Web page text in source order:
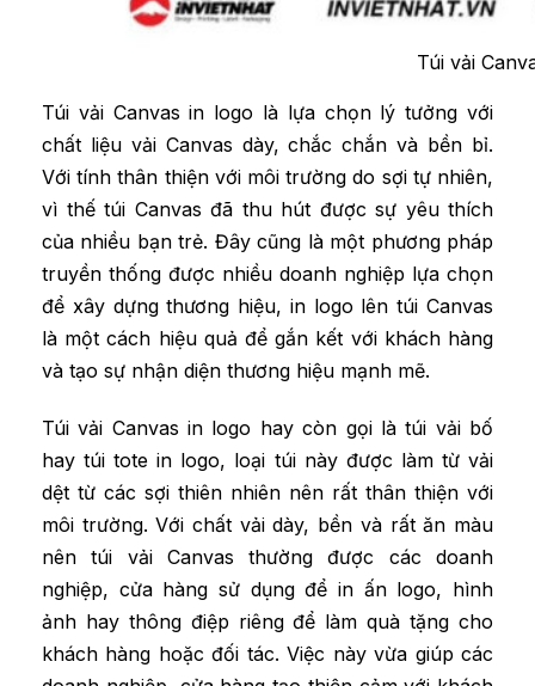
Túi vải
Túi vải Canvas in logo là lựa chọn lý tưởng với
chất liệu vải Canvas dày, chắc chắn và bền bỉ.
Với tính thân thiện với môi trường do sợi tự nhiên,
vì thế túi Canvas đã thu hút được sự yêu thích
của nhiều bạn trẻ. Đây cũng là một phương pháp
truyền thống được nhiều doanh nghiệp lựa chọn
để xây dựng thương hiệu, in logo lên túi Canvas
là một cách hiệu quả để gắn kết với khách hàng
và tạo sự nhận diện thương hiệu mạnh mẽ.
Túi vải Canvas in logo hay còn gọi là túi vải bố
hay túi tote in logo, loại túi này được làm từ vải
dệt từ các sợi thiên nhiên nên rất thân thiện với
môi trường. Với chất vải dày, bền và rất ăn màu
nên túi vải Canvas thường được các doanh
nghiệp, cửa hàng sử dụng để in ấn logo, hình
ảnh hay thông điệp riêng để làm quà tặng cho
khách hàng hoặc đối tác. Việc này vừa giúp các